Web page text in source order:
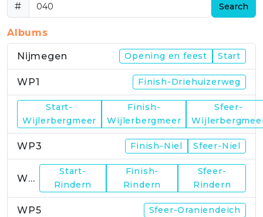
#
Search
Albums
Nijmegen Opening en feest Start
WP1 Finish-Driehuizerweg
Start-
Wijlerbergmeer
Finish-
Wijlerbergmeer
Sfeer-
WP3 Finish-Niel Sfeer-Niel
WP4
Start-
Rindern
Finish-
Rindern
Sfeer-
Rindern
WP5 Sfeer-Oraniendeich